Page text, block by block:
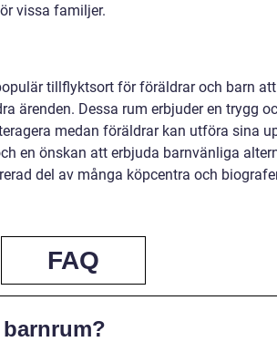
vissa familjer.
tillflyktsort för föräldrar och barn
ärenden. Dessa rum erbjuder en trygg
medan föräldrar kan utföra sina
en önskan att erbjuda barnvänliga
del av många köpcentra och
FAQ